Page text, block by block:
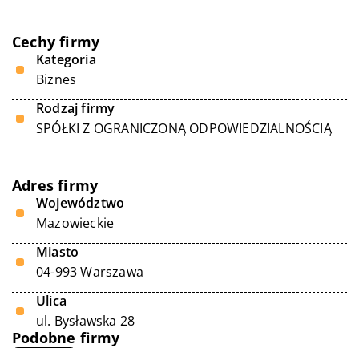
Cechy firmy
Kategoria
Biznes
Rodzaj firmy
SPÓŁKI Z OGRANICZONĄ ODPOWIEDZIALNOŚCIĄ
Adres firmy
Województwo
Mazowieckie
Miasto
04-993 Warszawa
Ulica
ul. Bysławska 28
Podobne firmy